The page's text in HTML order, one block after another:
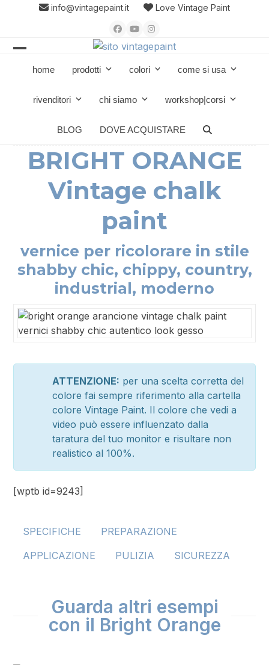
info@vintagepaint.it Love Vintage Paint
Facebook
YouTubeInstagram
menu
menu
home prodotti colori come si usa
rivenditori chi siamo workshop|corsi
BLOG DOVE ACQUISTARE
BRIGHT ORANGE
Vintage chalk
paint
vernice per ricolorare in stile
shabby chic, chippy, country,
industrial, moderno
ATTENZIONE: per una scelta corretta del
colore fai sempre riferimento alla cartella
colore Vintage Paint. Il colore che vedi a
video può essere influenzato dalla
taratura del tuo monitor e risultare non
realistico al 100%.
[wptb id=9243]
SPECIFICHE
PREPARAZIONE
APPLICAZIONE
PULIZIA SICUREZZA
Guarda altri esempi
con il Bright Orange